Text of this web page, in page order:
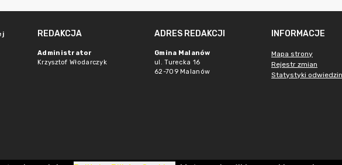
REDAKCJA
Administrator
Krzysztof Włodarczyk
ADRES REDAKCJI
Gmina Malanów
ul. Turecka 16
62-709 Malanów
INFORMACJE
Mapa strony
Rejestr zmian
Statystyki odwiedzin